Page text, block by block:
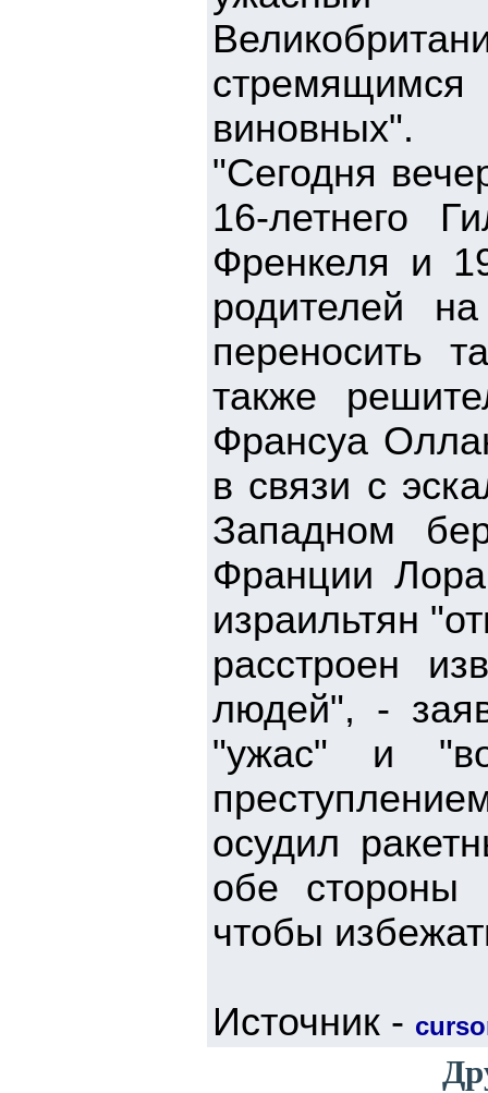
виновных".
"Сегодня
16-летнего
Френкеля и
родителей
переносить
также
Франсуа
в связи с
Западном
Франции
израильтян
расстроен
людей", -
"ужас" и
осудил
обе стороны
чтобы
Источник -